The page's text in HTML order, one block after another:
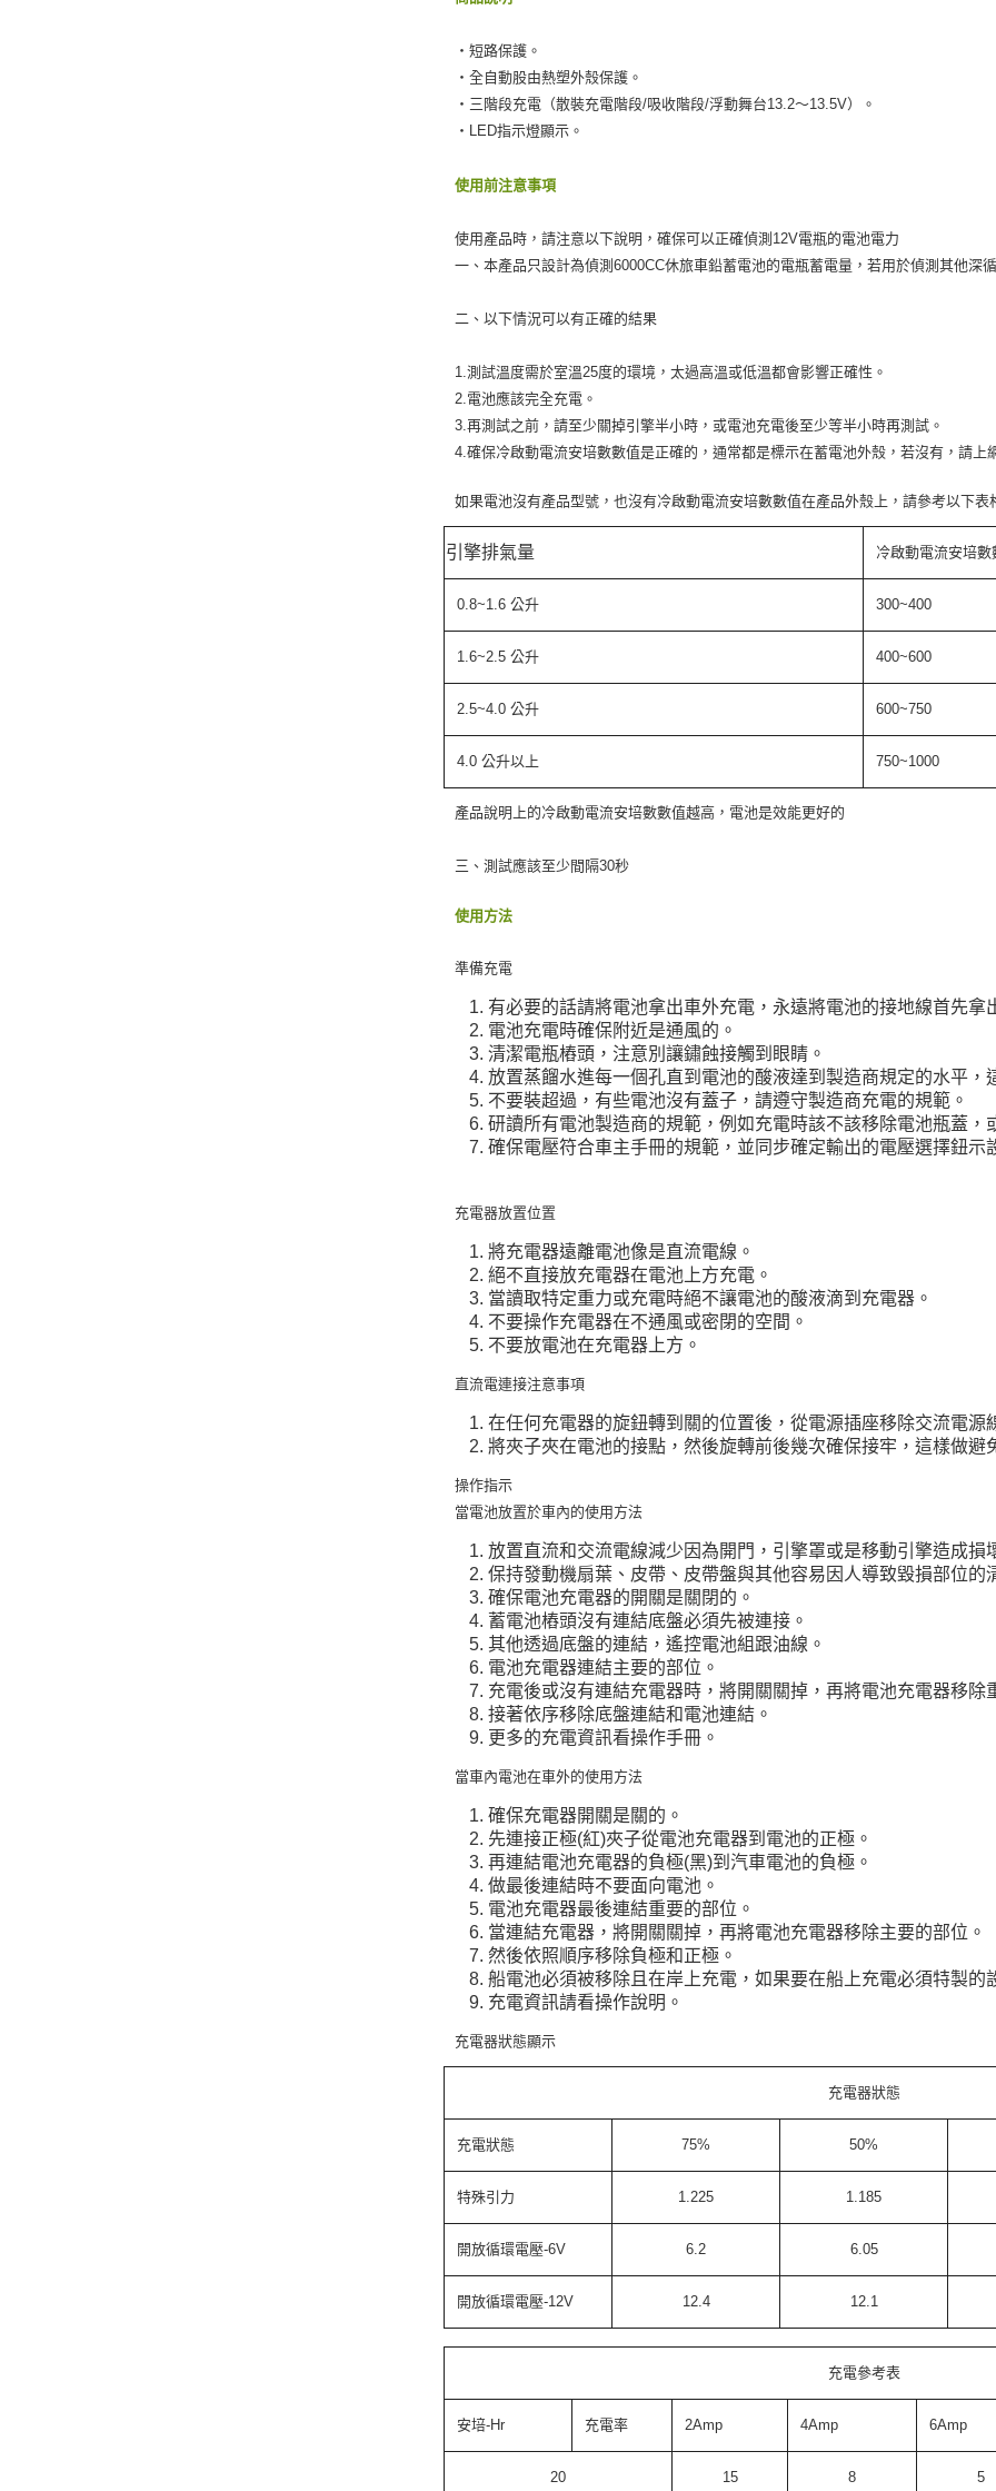
４．使用
即時審查
免運費
‧短路保護。
‧全自動股由熱塑外殼保護。
‧三階段充電（散裝充電階段/吸收階段/浮動舞台13.2〜13.5V）。
‧LED指示燈顯示。
使用前注意事項
使用產品時，請注意以下說明，確保可以正確偵測12V電瓶的電池電力
一、本產品只設計為偵測6000CC休旅車鉛蓄電池的電瓶蓄電量，若用於偵測其他深
二、以下情況可以有正確的結果
1.測試溫度需於室溫25度的環境，太過高溫或低溫都會影響正確性。
2.電池應該完全充電。
3.再測試之前，請至少關掉引擎半小時，或電池充電後至少等半小時再測試。
4.確保冷啟動電流安培數數值是正確的，通常都是標示在蓄電池外殼，若沒有，請上
如果電池沒有產品型號，也沒有冷啟動電流安培數數值在產品外殼上，請參考以下表
引擎排氣量 冷啟動電流安培數
0.8~1.6 公升 300~400
1.6~2.5 公升 400~600
2.5~4.0 公升 600~750
4.0 公升以上 750~1000
產品說明上的冷啟動電流安培數數值越高，電池是效能更好的
三、測試應該至少間隔30秒
使用方法
準備充電
有必要的話請將電池拿出車外充電，永遠將電池的接地線首先拿
電池充電時確保附近是通風的。
清潔電瓶樁頭，注意別讓鏽蝕接觸到眼睛。
放置蒸餾水進每一個孔直到電池的酸液達到製造商規定的水平，
不要裝超過，有些電池沒有蓋子，請遵守製造商充電的規範。
研讀所有電池製造商的規範，例如充電時該不該移除電池瓶蓋，
確保電壓符合車主手冊的規範，並同步確定輸出的電壓選擇鈕示
充電器放置位置
將充電器遠離電池像是直流電線。
絕不直接放充電器在電池上方充電。
當讀取特定重力或充電時絕不讓電池的酸液滴到充電器。
不要操作充電器在不通風或密閉的空間。
不要放電池在充電器上方。
直流電連接注意事項
在任何充電器的旋鈕轉到關的位置後，從電源插座移除交流電源
將夾子夾在電池的接點，然後旋轉前後幾次確保接牢，這樣做避
操作指示
當電池放置於車內的使用方法
放置直流和交流電線減少因為開門，引擎罩或是移動引擎造成損
保持發動機扇葉、皮帶、皮帶盤與其他容易因人導致毀損部位的
確保電池充電器的開關是關閉的。
蓄電池樁頭沒有連結底盤必須先被連接。
其他透過底盤的連結，遙控電池組跟油線。
電池充電器連結主要的部位。
充電後或沒有連結充電器時，將開關關掉，再將電池充電器移除
接著依序移除底盤連結和電池連結。
更多的充電資訊看操作手冊。
當車內電池在車外的使用方法
確保充電器開關是關的。
先連接正極(紅)夾子從電池充電器到電池的正極。
再連結電池充電器的負極(黑)到汽車電池的負極。
做最後連結時不要面向電池。
電池充電器最後連結重要的部位。
當連結充電器，將開關關掉，再將電池充電器移除主要的部位。
然後依照順序移除負極和正極。
船電池必須被移除且在岸上充電，如果要在船上充電必須特製的
充電資訊請看操作說明。
充電器狀態顯示
充電器狀態
充電狀態 75% 50%
特殊引力 1.225 1.185
開放循環電壓-6V 6.2 6.05
開放循環電壓-12V 12.4 12.1
充電參考表
安培-Hr 充電率 2Amp 4Amp 6Amp
20 15 8 5